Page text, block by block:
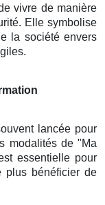
vivre de manière
Elle symbolise
la société envers
lancée pour
modalités de "Ma
essentielle pour
plus bénéficier de